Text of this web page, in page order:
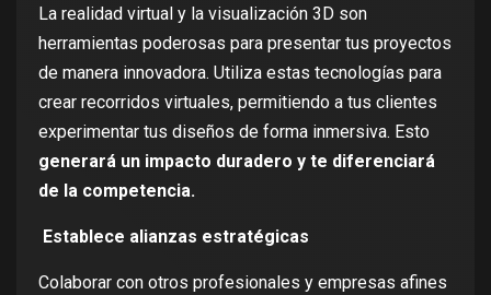
La realidad virtual y la visualización 3D son
herramientas poderosas para presentar tus proyectos
de manera innovadora. Utiliza estas tecnologías para
crear recorridos virtuales, permitiendo a tus clientes
experimentar tus diseños de forma inmersiva. Esto
generará un impacto duradero y te diferenciará
de la competencia.
Establece alianzas estratégicas
Colaborar con otros profesionales y empresas afines